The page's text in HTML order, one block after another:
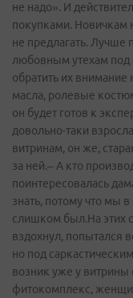
не надо». И
покупками. Новичкам
не предлагать. Лучше
любовным утехам под
обратить их
масла, ролевые
он будет готов к
довольно-таки
витринам, он же,
за ней.– А кто
поинтересовалась
знать, потому что мы
слишком был.На этих
вздохнул, попытался
но под
возник уже у
фитокомплекс,